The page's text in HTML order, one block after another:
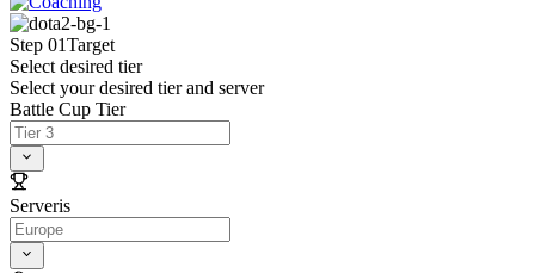
Step 01Target
Select desired tier
Select your desired tier and server
Battle Cup Tier
Serveris